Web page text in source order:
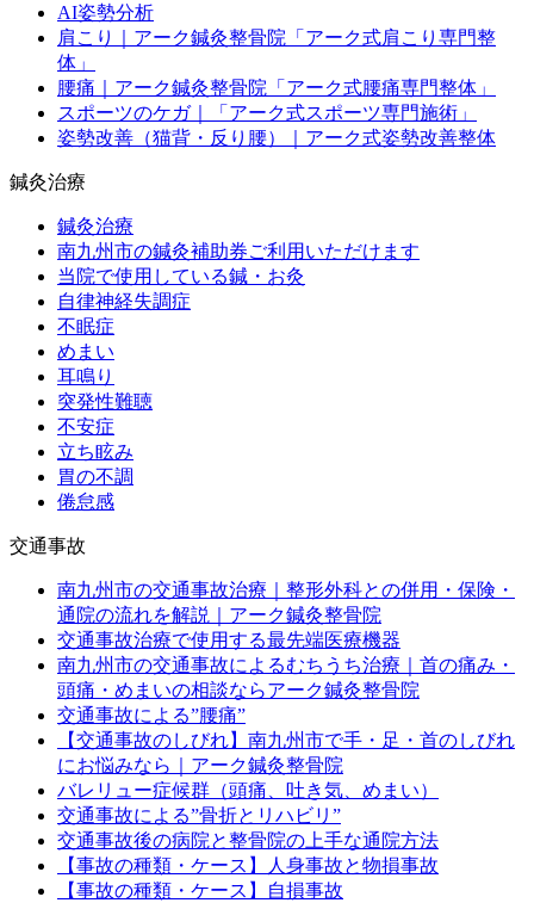
AI姿勢分析
肩こり｜アーク鍼灸整骨院「アーク式肩こり専門整
体」
腰痛｜アーク鍼灸整骨院「アーク式腰痛専門整体」
スポーツのケガ｜「アーク式スポーツ専門施術」
姿勢改善（猫背・反り腰）｜アーク式姿勢改善整体
鍼灸治療
鍼灸治療
南九州市の鍼灸補助券ご利用いただけます
当院で使用している鍼・お灸
自律神経失調症
不眠症
めまい
耳鳴り
突発性難聴
不安症
立ち眩み
胃の不調
倦怠感
交通事故
南九州市の交通事故治療｜整形外科との併用・保険・
通院の流れを解説｜アーク鍼灸整骨院
交通事故治療で使用する最先端医療機器
南九州市の交通事故によるむちうち治療｜首の痛み・
頭痛・めまいの相談ならアーク鍼灸整骨院
交通事故による”腰痛”
【交通事故のしびれ】南九州市で手・足・首のしびれ
にお悩みなら｜アーク鍼灸整骨院
バレリュー症候群（頭痛、吐き気、めまい）
交通事故による”骨折とリハビリ”
交通事故後の病院と整骨院の上手な通院方法
【事故の種類・ケース】人身事故と物損事故
【事故の種類・ケース】自損事故